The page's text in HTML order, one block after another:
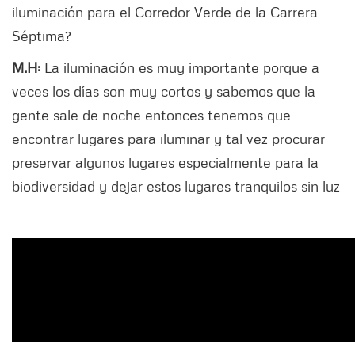
iluminación para el Corredor Verde de la Carrera
Séptima?
M.H: La iluminación es muy importante porque a
veces los días son muy cortos y sabemos que la
gente sale de noche entonces tenemos que
encontrar lugares para iluminar y tal vez procurar
preservar algunos lugares especialmente para la
biodiversidad y dejar estos lugares tranquilos sin luz